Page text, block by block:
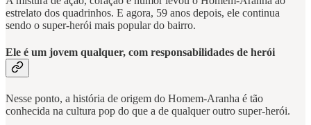
estrelato dos quadrinhos. E agora, 59 anos depois, ele continua
sendo o super-herói mais popular do bairro.
Ele é um jovem qualquer, com responsabilidades de herói
Nesse ponto, a história de origem do Homem-Aranha é tão
conhecida na cultura pop do que a de qualquer outro super-herói.